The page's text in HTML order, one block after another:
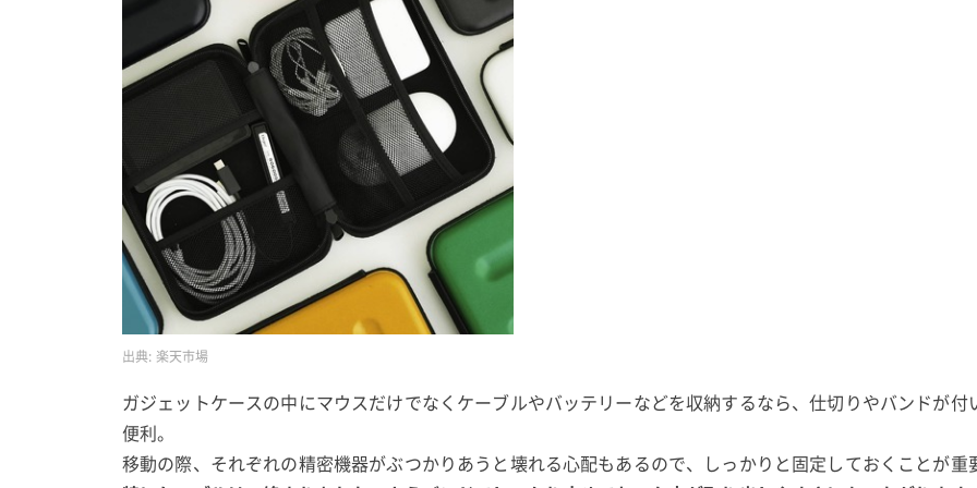
出典: 楽天市場
ガジェットケースの中にマウスだけでなくケーブルやバッテリーなどを収納するなら、仕切りやバンドが付
便利。
移動の際、それぞれの精密機器がぶつかりあうと壊れる心配もあるので、しっかりと固定しておくことが重